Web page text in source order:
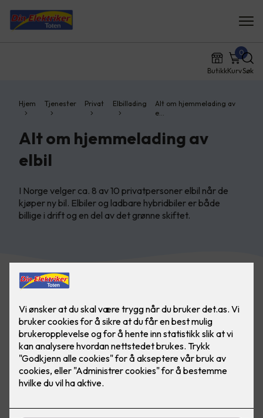
ButikkKurv
0
Søk
Hjem Tjenester Privat Elbillading
Alt om hjemmelading av
e…
Alt om hjemmelading av
elbil
I Norge velger ca. 8 av 10 privatpersoner elbil når de
kjøper ny bil. Elbiler og ladbare hybridbiler er både
billige i drift og en del av det grønne skiftet.